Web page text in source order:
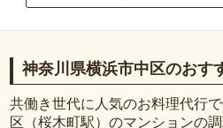
神奈川県横浜市中区のおす
共働き世代に人気のお料理代行
区（桜木町駅）のマンションの